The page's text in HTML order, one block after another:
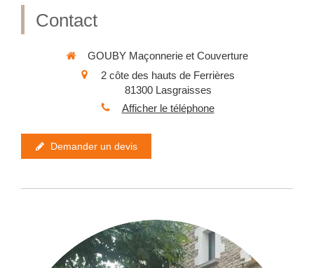
Contact
GOUBY Maçonnerie et Couverture
2 côte des hauts de Ferrières
81300 Lasgraisses
Afficher le téléphone
Demander un devis